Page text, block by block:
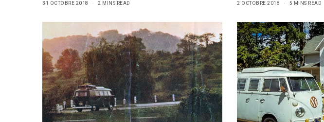
31 OCTOBRE 2018
2 MINS READ
2 OCTOBRE 2018
5 MINS READ